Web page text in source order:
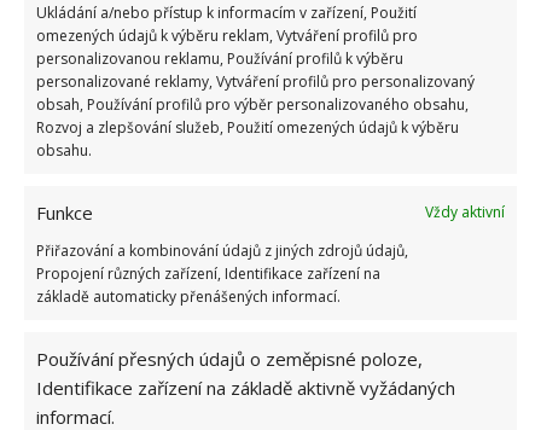
Ukládání a/nebo přístup k informacím v zařízení, Použití
omezených údajů k výběru reklam, Vytváření profilů pro
personalizovanou reklamu, Používání profilů k výběru
personalizované reklamy, Vytváření profilů pro personalizovaný
obsah, Používání profilů pro výběr personalizovaného obsahu,
Rozvoj a zlepšování služeb, Použití omezených údajů k výběru
obsahu.
Funkce
Vždy aktivní
Přiřazování a kombinování údajů z jiných zdrojů údajů,
Propojení různých zařízení, Identifikace zařízení na
základě automaticky přenášených informací.
Používání přesných údajů o zeměpisné poloze,
Identifikace zařízení na základě aktivně vyžádaných
informací.
ŽHAVÉ NOVINKY
Záchod vyžaduje zaslouženou péči. Se snadným
10.8.2026
peníze. Menší světlo lze rozsvítit díky hřebíkům
a drátům
10.8.2026